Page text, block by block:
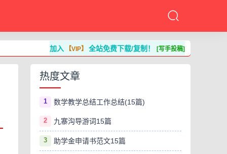
加入【VIP】 全站免费下载/复制！ [写手投稿]
热度文章
1 数学教学总结工作总结(15篇)
2 九寨沟导游词15篇
3 助学金申请书范文15篇